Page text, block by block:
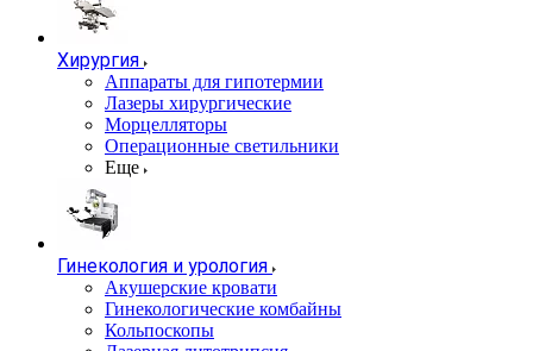
Хирургия
Аппараты для гипотермии
Лазеры хирургические
Морцелляторы
Операционные светильники
Еще
Гинекология и урология
Акушерские кровати
Гинекологические комбайны
Кольпоскопы